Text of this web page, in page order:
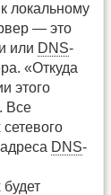
локальному
— это
или DNS-
«Откуда
этого
Все
DNS-